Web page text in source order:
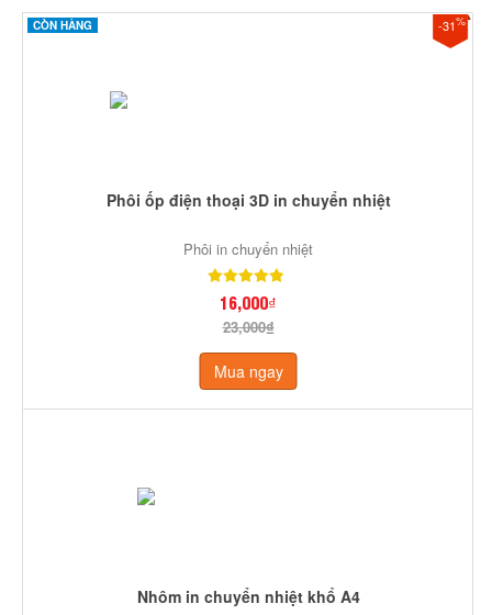
-31%
CÒN HÀNG
Phôi ốp điện thoại 3D in chuyển nhiệt
Phôi in chuyển nhiệt
16,000₫
23,000₫
Mua ngay
Nhôm in chuyển nhiệt khổ A4